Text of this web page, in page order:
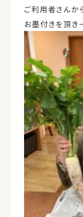
ご利用者さんか
お墨付きを頂き